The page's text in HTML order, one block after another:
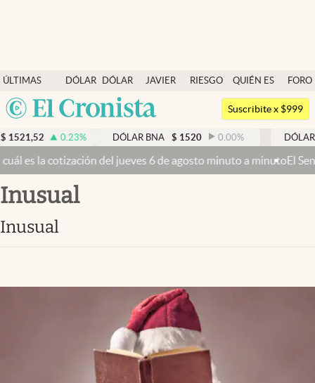
ÚLTIMAS
NOTICIAS
DÓLAR
DÓLAR
BLUE
JAVIER
RIESGO
QUIÉN ES
QUIÉN
FORO
Argentina
México
Dólar
Members
Economía y Política
Finanzas y Mercados
Mercados Online
Suscribite x $999
1521,52 0.23% DÓLAR BNA $ 1520 0.00% DÓLAR
es la cotización del jueves 6 de agosto minuto a minutoEl
inusual
inusual